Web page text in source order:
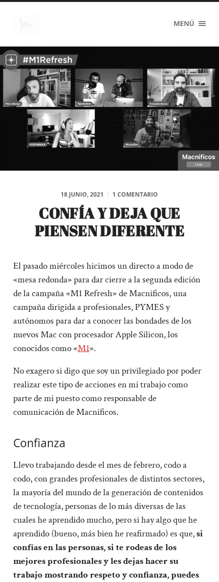
@Marc_intosh MENÚ
18 JUNIO, 2021 / 1 COMENTARIO
CONFÍA Y DEJA QUE
PIENSEN DIFERENTE
El pasado miércoles hicimos un directo a modo de
«mesa redonda» para dar cierre a la segunda edición
de la campaña «M1 Refresh» de Macnificos, una
campaña dirigida a profesionales, PYMES y
autónomos para dar a conocer las bondades de los
nuevos Mac con procesador Apple Silicon, los
conocidos como «M1».
No exagero si digo que soy un privilegiado por poder
realizar este tipo de acciones en mi trabajo como
parte de mi puesto como responsable de
comunicación de Macnificos.
Confianza
Llevo trabajando desde el mes de febrero, codo a
codo, con grandes profesionales de distintos sectores,
la mayoría del mundo de la generación de contenidos
de tecnología, personas de lo más diversas de las
cuales he aprendido mucho, pero si hay algo que he
aprendido (bueno, más bien he reafirmado) es que,si
confías en las personas, si te rodeas de los
mejores profesionales y les dejas hacer su
trabajo mostrando respeto y confianza, puedes